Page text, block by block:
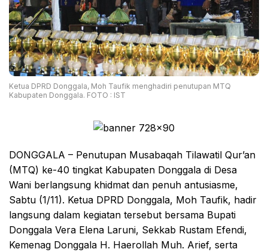
Ketua DPRD Donggala, Moh Taufik menghadiri penutupan MTQ
Kabupaten Donggala. FOTO : IST
DONGGALA – Penutupan Musabaqah Tilawatil Qur’an
(MTQ) ke-40 tingkat Kabupaten Donggala di Desa
Wani berlangsung khidmat dan penuh antusiasme,
Sabtu (1/11). Ketua DPRD Donggala, Moh Taufik, hadir
langsung dalam kegiatan tersebut bersama Bupati
Donggala Vera Elena Laruni, Sekkab Rustam Efendi,
Kemenag Donggala H. Haerollah Muh. Arief, serta